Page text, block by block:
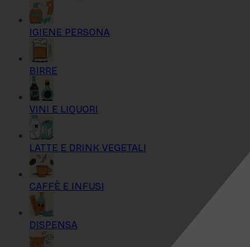
IGIENE PERSONA
BIRRE
VINI E LIQUORI
LATTE E DRINK VEGETALI
CAFFÈ E INFUSI
DISPENSA